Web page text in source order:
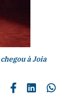
à Joia